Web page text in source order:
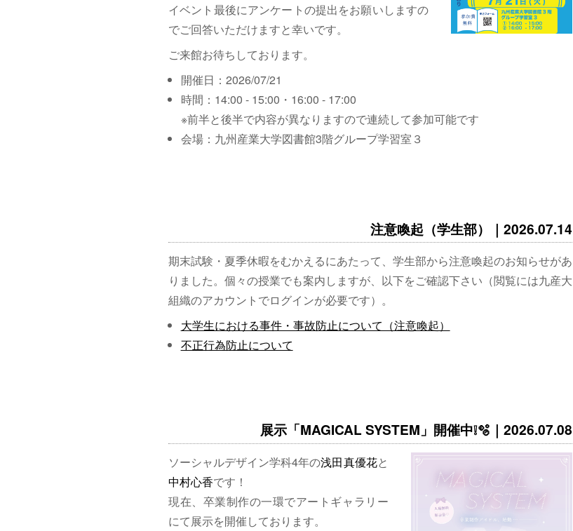
イベント最後にアンケートの提出をお願いしますの
でご回答いただけますと幸いです。
ご来館お待ちしております。
開催日：2026/07/21
時間：14:00 - 15:00・16:00 - 17:00
※前半と後半で内容が異なりますので連続して参加可能です
会場：九州産業大学図書館3階グループ学習室３
注意喚起（学生部）｜2026.07.14
期末試験・夏季休暇をむかえるにあたって、学生部から注意喚起のお知らせがあ
りました。個々の授業でも案内しますが、以下をご確認下さい（閲覧には九産大
組織のアカウントでログインが必要です）。
大学生における事件・事故防止について（注意喚起）
不正行為防止について
展示「MAGICAL SYSTEM」開催中❕🫧｜2026.07.08
ソーシャルデザイン学科4年の浅田真優花と
中村心香です！
現在、卒業制作の一環でアートギャラリー
にて展示を開催しております。